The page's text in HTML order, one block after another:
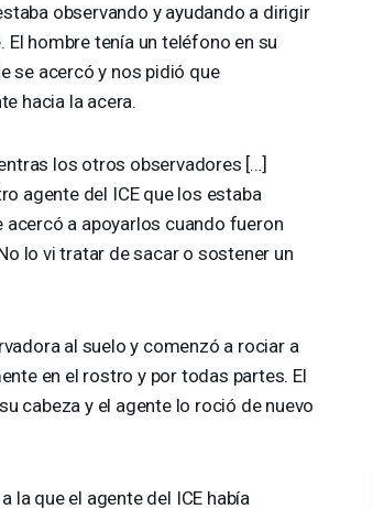
observando y ayudando a dirigir
hombre tenía un teléfono en su
se acercó y nos pidió que
hacia la acera.
los otros observadores […]
agente del ICEque los estaba
acercó a apoyarlos cuando fueron
lo vi tratar de sacar o sostener un
al suelo y comenzó a rociar a
en el rostro y por todas partes. El
cabeza y el agente lo roció de nuevo
la que el agente del ICE había